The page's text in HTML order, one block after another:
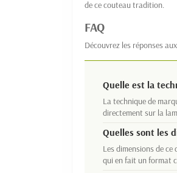
de ce couteau tradition.
FAQ
Découvrez les réponses
Quelle est la
La technique de
directement sur la
Quelles sont les
Les dimensions de
qui en fait un format